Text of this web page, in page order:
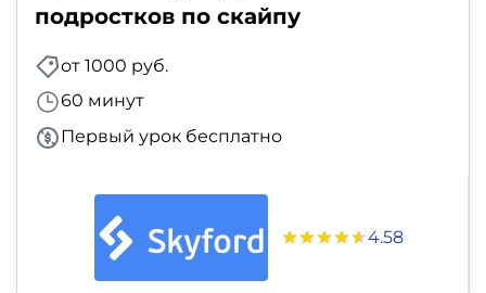
подростков по скайпу
от 1000 руб.
60 минут
Первый урок бесплатно
4.58